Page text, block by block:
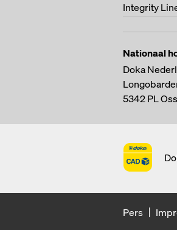
Integrity
Nationaal
Doka
5342 PLOss
Pers